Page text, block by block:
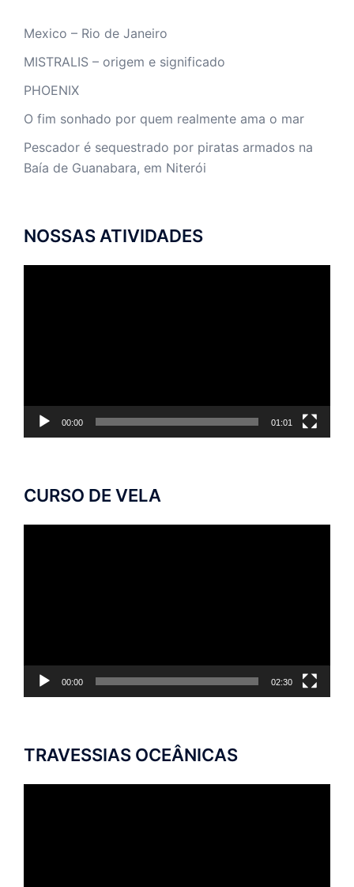
Mexico – Rio de Janeiro
MISTRALIS – origem e significado
PHOENIX
O fim sonhado por quem realmente ama o mar
Pescador é sequestrado por piratas armados na
Baía de Guanabara, em Niterói
NOSSAS ATIVIDADES
00:00 01:01
CURSO DE VELA
00:00 02:30
TRAVESSIAS OCEÂNICAS